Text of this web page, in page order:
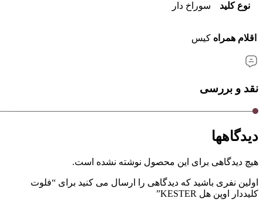
نوع کلید سوراخ دار
اقلام همراه کیس
نقد و بررسی
دیدگاهها
هیچ دیدگاهی برای این محصول نوشته نشده است.
اولین نفری باشید که دیدگاهی را ارسال می کنید برای “فلوت
کلیددار اوپن هل KESTER”